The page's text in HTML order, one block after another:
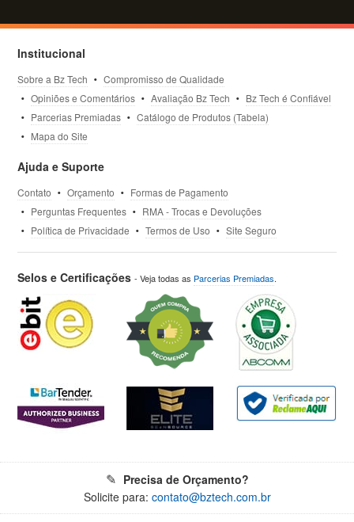
Institucional
Sobre a Bz Tech
Compromisso de Qualidade
Opiniões e Comentários
Avaliação Bz Tech
Bz Tech é Confiável
Parcerias Premiadas
Catálogo de Produtos (Tabela)
Mapa do Site
Ajuda e Suporte
Contato Orçamento
Formas de Pagamento
Perguntas Frequentes
RMA - Trocas e Devoluções
Política de Privacidade
Termos de Uso Site Seguro
Selos e Certificações- Veja todas as Parcerias Premiadas.
Precisa de Orçamento?
Solicite para: contato@bztech.com.br